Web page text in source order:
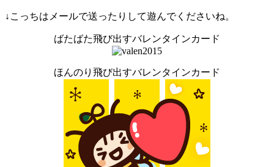
↓こっちはメールで送ったりして遊んでくださいね。
ばたばた飛び出すバレンタインカード
ほんのり飛び出すバレンタインカード